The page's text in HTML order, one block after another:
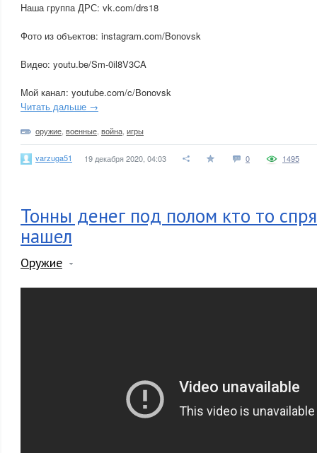
Наша группа ДРС: vk.com/drs18
Фото из объектов: instagram.com/Bonovsk
Видео: youtu.be/Sm-0il8V3CA
Мой канал: youtube.com/c/Bonovsk
Читать дальше →
оружие военные война игры
varzuga51 19 декабря 2020, 04:03 0 1495
Тонны денег под полом кто то
нашел
Оружие